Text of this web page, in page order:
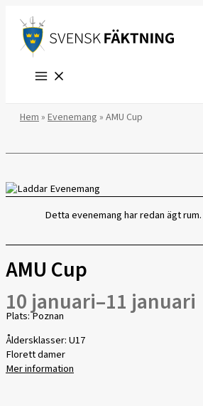
innehåll
Hem» Evenemang » AMU Cup
Detta evenemang har redan ägt rum.
AMU Cup
10 januari–11 januari
Plats: Poznan
Åldersklasser: U17
Florett damer
Mer information